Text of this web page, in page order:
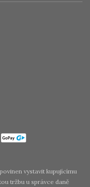
vystavit kupujícímu
tržbu u správce daně